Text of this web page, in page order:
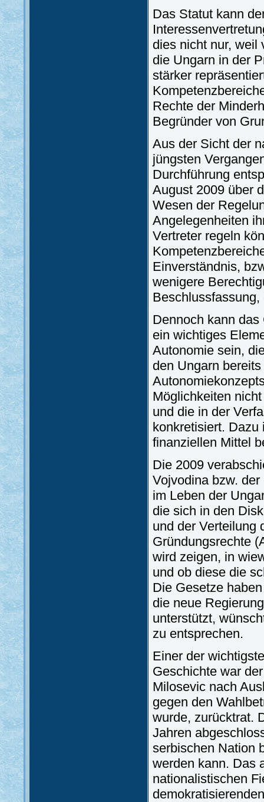
Das Statut kann
dies nicht nur, weil
die Ungarn in der
stärker
Rechte der
Begründer von
Aus der Sicht der
jüngsten
Durchführung
August 2009 über
Wesen der
Angelegenheiten
Vertreter regeln
Einverständnis,
wenigere
Dennoch kann
ein wichtiges
Autonomie sein,
den Ungarn
Möglichkeiten
und die in der
konkretisiert. Dazu
finanziellen Mittel
Die 2009
Vojvodina bzw.
im Leben der
die sich in den
und der Verteilung
Gründungsrechte
wird zeigen, in
und ob diese die
Die Gesetze
die neue
unterstützt,
zu entsprechen.
Einer der
Geschichte war
Milosevic nach
gegen den
wurde, zurücktrat.
Jahren
serbischen Nation
werden kann. Das
nationalistischen